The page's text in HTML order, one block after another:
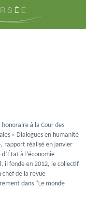
à la Cour des
« Dialogues en humanité
rapport réalisé en janvier
à l’économie
il fonde en 2012, le collectif
de la revue
dans "Le monde